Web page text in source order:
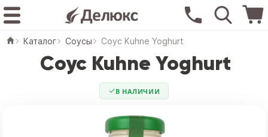
Каталог Соусы Соус Kuhne Yoghurt
Соус Kuhne Yoghurt
В НАЛИЧИИ